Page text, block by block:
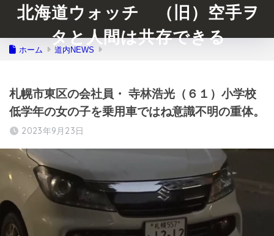
北海道ウォッチ （旧）空手ヲ
タと人間は共存できる
ホーム 道内NEWS
札幌市東区の会社員・ 寺林浩光（６１）小学校
低学年の女の子を乗用車ではね意識不明の重体。
2023年9月23日